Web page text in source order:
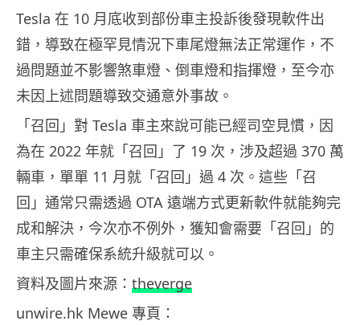
Tesla 在 10 月底收到部份車主投訴後發現軟件出
錯，導致在極罕見情況下車尾燈無法正常運作，不
過問題並不影響煞車燈、倒車燈和指揮燈，至今亦
未因上述問題導致交通意外事故。
「召回」對 Tesla 車主來說可能已經司空見慣，因
為在 2022 年就「召回」了 19 次，涉及超過 370 萬
輛車，單單 11 月就「召回」過 4 次。這些「召
回」通常只需透過 OTA 遠端方式更新軟件就能夠完
成和解決，今次亦不例外，獲知會需要「召回」的
車主只需確保系統升級就可以。
資料及圖片來源： theverge
unwire.hk Mewe 專頁：